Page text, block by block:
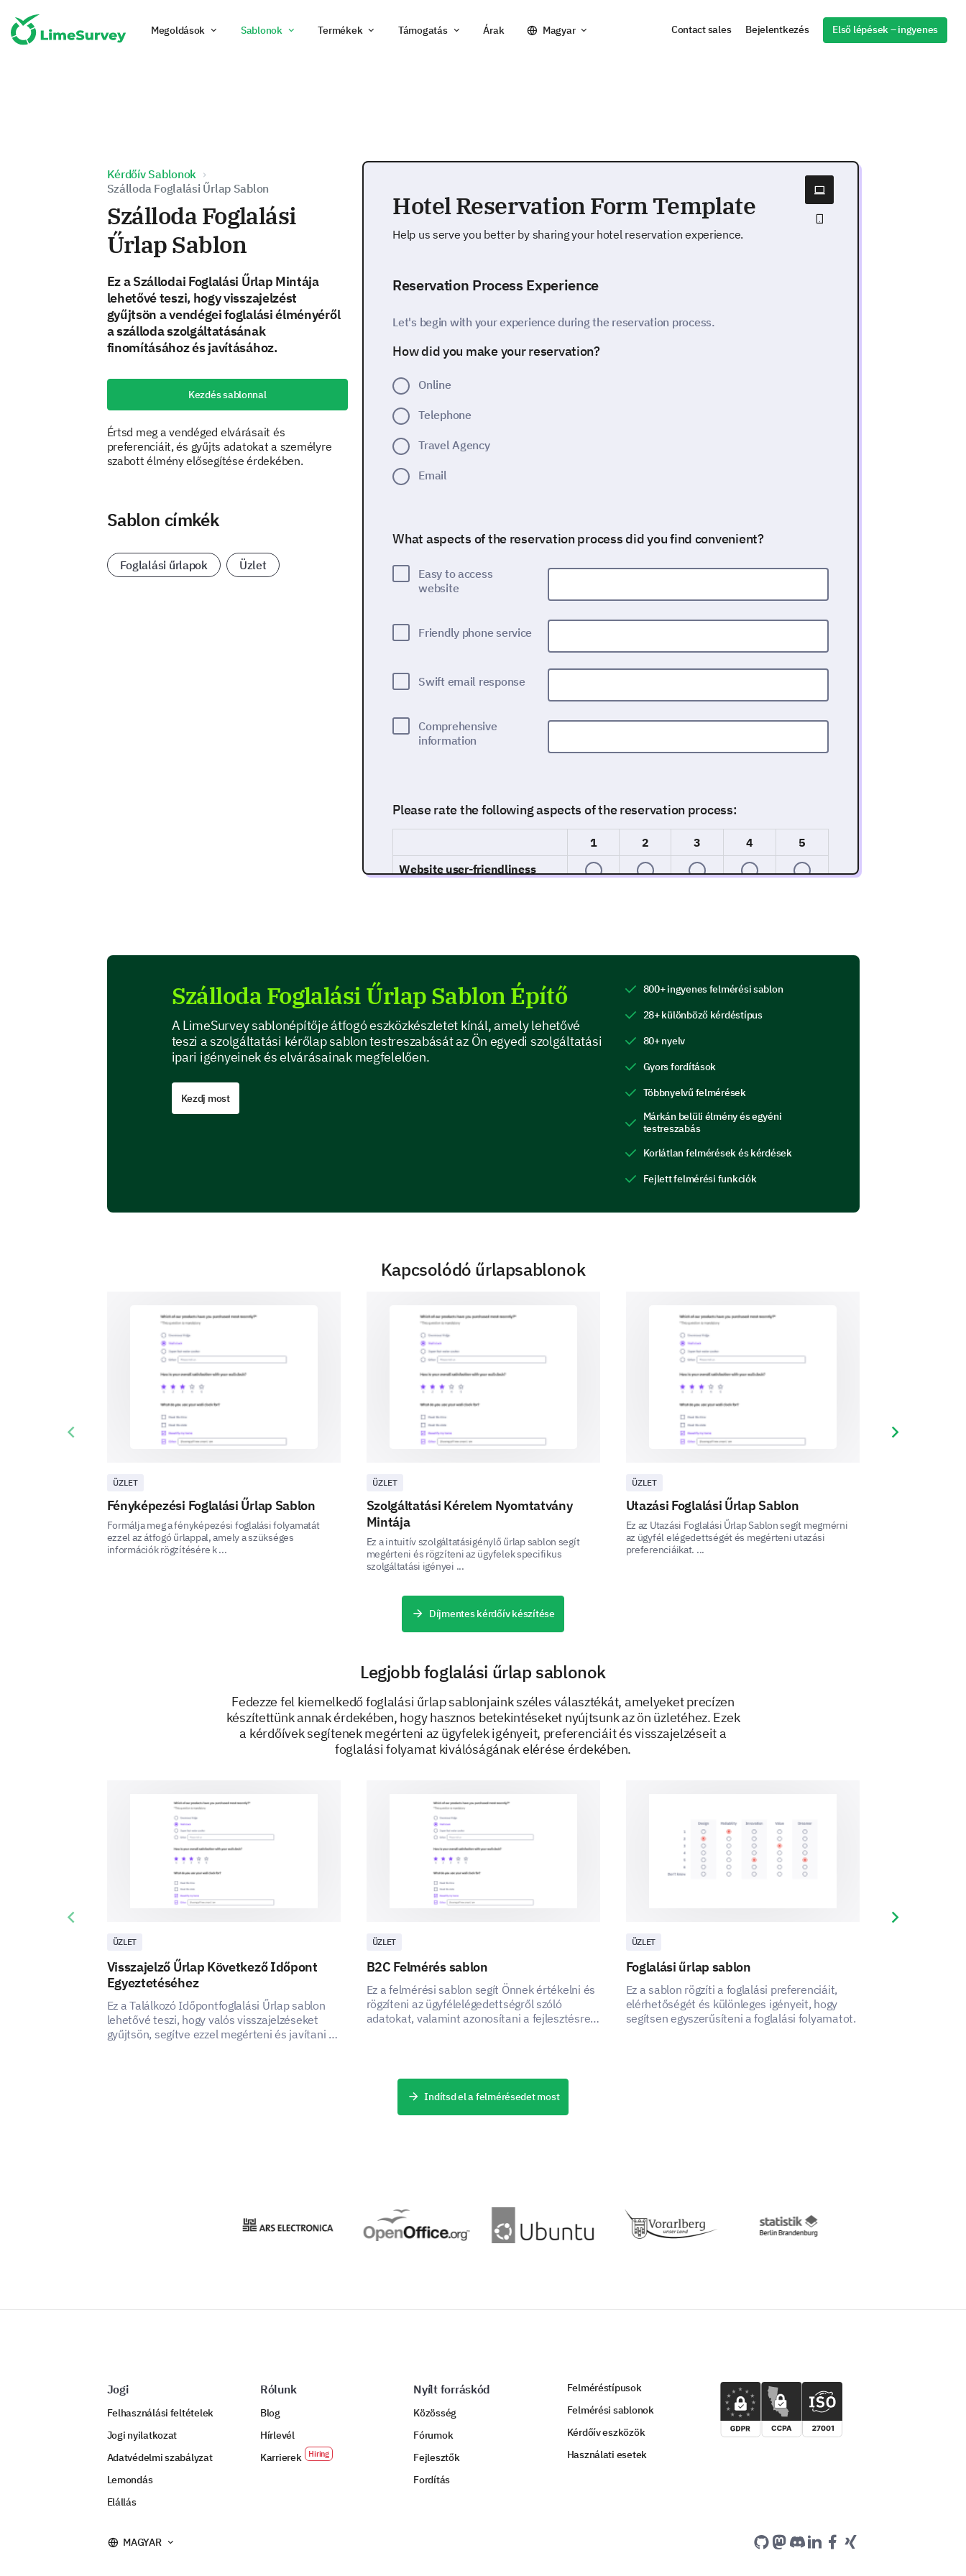
Megoldások Sablonok Termékek Támogatás Árak Magyar Contact sales Bejelentkezés Első lépések – ingyenes
Kérdőív Sablonok
Szálloda Foglalási Űrlap Sablon
Szálloda Foglalási
Űrlap Sablon
Ez a Szállodai Foglalási Űrlap Mintája
lehetővé teszi, hogy visszajelzést
gyűjtsön a vendégei foglalási élményéről
a szálloda szolgáltatásának
finomításához és javításához.
Kezdés sablonnal
Értsd meg a vendéged elvárásait és
preferenciáit, és gyűjts adatokat a személyre
szabott élmény elősegítése érdekében.
Sablon címkék
Foglalási űrlapok Üzlet
Hotel Reservation Form Template
Help us serve you better by sharing your hotel reservation experience.
Reservation Process Experience
Let's begin with your experience during the reservation process.
How did you make your reservation?
Online
Telephone
Travel Agency
Email
What aspects of the reservation process did you find convenient?
Easy to access
website
Friendly phone service
Swift email response
Comprehensive
information
Please rate the following aspects of the reservation process:
1 2 3 4
5
Website user-friendliness
Payment process
Anticipated Stay
Next, let's talk about your anticipations leading up to your stay.
Will you be needing our in-hotel facilities during your stay?
Personal Details
Your Gender:
Female Male
Check-in Date:
Format: mm-dd-yyyy
Check-out Date:
Format: mm-dd-yyyy
Contact Email:
TÁMOGATVA ÁLTAL
Szálloda Foglalási Űrlap Sablon Építő
A LimeSurvey sablonépítője átfogó eszközkészletet kínál, amely lehetővé
teszi a szolgáltatási kérőlap sablon testreszabását az Ön egyedi szolgáltatási
ipari igényeinek és elvárásainak megfelelően.
Kezdj most
800+ ingyenes felmérési sablon
28+ különböző kérdéstípus
80+ nyelv
Gyors fordítások
Többnyelvű felmérések
Márkán belüli élmény és egyéni
testreszabás
Korlátlan felmérések és kérdések
Fejlett felmérési funkciók
Kapcsolódó űrlapsablonok
ÜZLET
Fényképezési Foglalási Űrlap Sablon
Formálja meg a fényképezési foglalási folyamatát
ezzel az átfogó űrlappal, amely a szükséges
információk rögzítésére k ...
ÜZLET
Szolgáltatási Kérelem Nyomtatvány
Mintája
Ez a intuitív szolgáltatásigénylő űrlap sablon segít
megérteni és rögzíteni az ügyfelek specifikus
szolgáltatási igényei ...
ÜZLET
Utazási Foglalási Űrlap Sablon
Ez az Utazási Foglalási Űrlap Sablon segít megmérni
az ügyfél elégedettségét és megérteni utazási
preferenciáikat. ...
Previous slide Next slide
Díjmentes kérdőív készítése
Legjobb foglalási űrlap sablonok
Fedezze fel kiemelkedő foglalási űrlap sablonjaink széles választékát, amelyeket precízen
készítettünk annak érdekében, hogy hasznos betekintéseket nyújtsunk az ön üzletéhez. Ezek
a kérdőívek segítenek megérteni az ügyfelek igényeit, preferenciáit és visszajelzéseit a
foglalási folyamat kiválóságának elérése érdekében.
ÜZLET
Visszajelző Űrlap Következő Időpont
Egyeztetéséhez
Ez a Találkozó Időpontfoglalási Űrlap sablon
lehetővé teszi, hogy valós visszajelzéseket
gyűjtsön, segítve ezzel megérteni és javítani a
ÜZLET
B2C Felmérés sablon
Ez a felmérési sablon segít Önnek értékelni és
rögzíteni az ügyfélelégedettségről szóló
adatokat, valamint azonosítani a fejlesztésre
ÜZLET
Foglalási űrlap sablon
Ez a sablon rögzíti a foglalási preferenciáit,
elérhetőségét és különleges igényeit, hogy
segítsen egyszerűsíteni a foglalási folyamatot.
Previous slide Next slide
Indítsd el a felmérésedet most
Jogi
Felhasználási feltételek
Jogi nyilatkozat
Adatvédelmi szabályzat
Lemondás
Elállás
Rólunk
Blog
Hírlevél
Karrierek
Nyílt forráskód
Közösség
Fórumok
Fejlesztők
Fordítás
Felméréstípusok
Felmérési sablonok
Kérdőív eszközök
Használati esetek
MAGYAR